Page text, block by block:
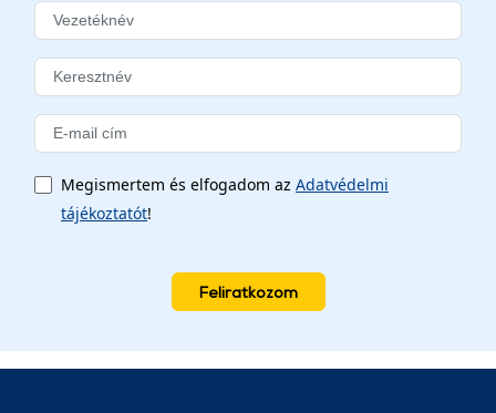
Megismertem és elfogadom az Adatvédelmi
tájékoztatót!
Feliratkozom